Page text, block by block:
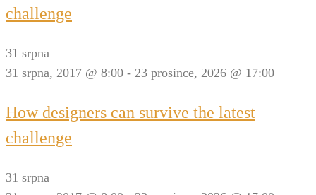
challenge
31 srpna
31 srpna, 2017 @ 8:00 - 23 prosince, 2026 @ 17:00
How designers can survive the latest
challenge
31 srpna